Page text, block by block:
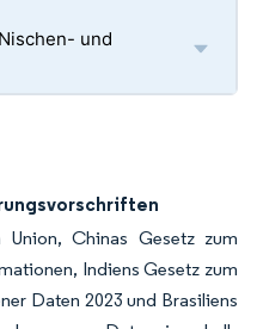
und
Chinas Gesetz zum
Indiens Gesetz zum
Daten 2023 und Brasiliens